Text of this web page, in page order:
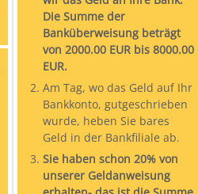
Die Summe der
Banküberweisung beträgt
von 2000.00 EUR bis 8000.00
EUR.
Am Tag, wo das Geld auf Ihr
Bankkonto, gutgeschrieben
wurde, heben Sie bares
Geld in der Bankfiliale ab.
Sie haben schon 20% von
unserer Geldanweisung